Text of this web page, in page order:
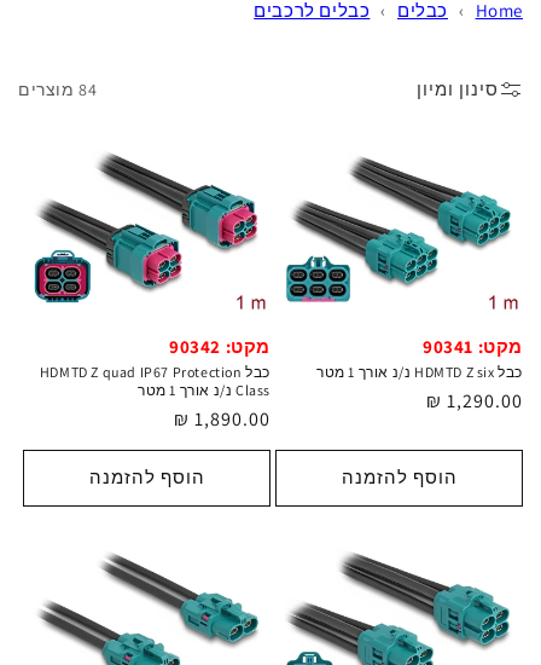
Home
› כבלים › כבלים לרכבים
סינון ומיון 84 מוצרים
מקט: 90341
כבל HDMTD Z six נ/נ אורך 1 מטר
מחיר
1,290.00 ₪
הוסף להזמנה
מקט: 90342
כבל HDMTD Z quad IP67 Protection
Class נ/נ אורך 1 מטר
מחיר
רגיל
1,890.00 ₪
הוסף להזמנה